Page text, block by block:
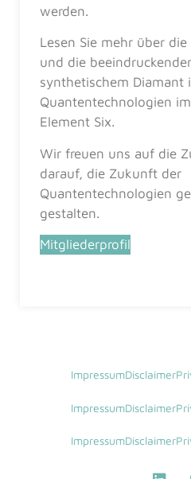
werden.
Lesen Sie mehr über
und die
synthetischem Diamant
Quantentechnologien
Element Six.
Wir freuen uns auf die
darauf, die Zukunft der
Quantentechnologien
gestalten.
Mitgliederprofil
ImpressumDisclaimer
ImpressumDisclaimer
ImpressumDisclaimer